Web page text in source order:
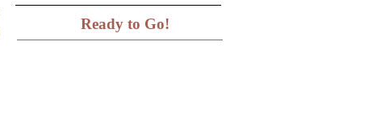
Ready to Go!